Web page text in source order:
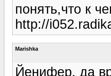
понять,что к
http://
Marishka
Йенифер, да